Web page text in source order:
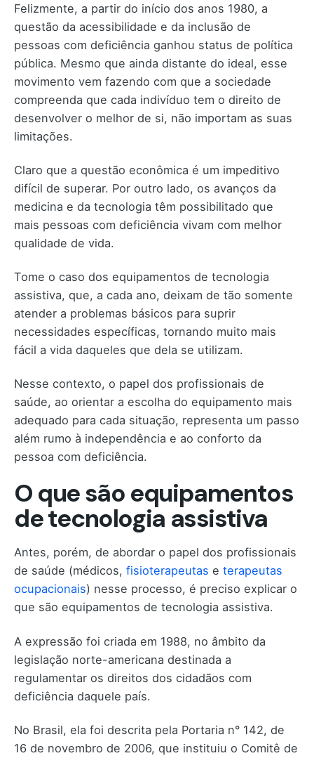
Felizmente, a partir do início dos anos 1980, a
questão da acessibilidade e da inclusão de
pessoas com deficiência ganhou status de política
pública. Mesmo que ainda distante do ideal, esse
movimento vem fazendo com que a sociedade
compreenda que cada indivíduo tem o direito de
desenvolver o melhor de si, não importam as suas
limitações.
Claro que a questão econômica é um impeditivo
difícil de superar. Por outro lado, os avanços da
medicina e da tecnologia têm possibilitado que
mais pessoas com deficiência vivam com melhor
qualidade de vida.
Tome o caso dos equipamentos de tecnologia
assistiva, que, a cada ano, deixam de tão somente
atender a problemas básicos para suprir
necessidades específicas, tornando muito mais
fácil a vida daqueles que dela se utilizam.
Nesse contexto, o papel dos profissionais de
saúde, ao orientar a escolha do equipamento mais
adequado para cada situação, representa um passo
além rumo à independência e ao conforto da
pessoa com deficiência.
O que são equipamentos
de tecnologia assistiva
Antes, porém, de abordar o papel dos profissionais
de saúde (médicos, fisioterapeutas e terapeutas
ocupacionais) nesse processo, é preciso explicar o
que são equipamentos de tecnologia assistiva.
A expressão foi criada em 1988, no âmbito da
legislação norte-americana destinada a
regulamentar os direitos dos cidadãos com
deficiência daquele país.
No Brasil, ela foi descrita pela Portaria n° 142, de
16 de novembro de 2006, que instituiu o Comitê de